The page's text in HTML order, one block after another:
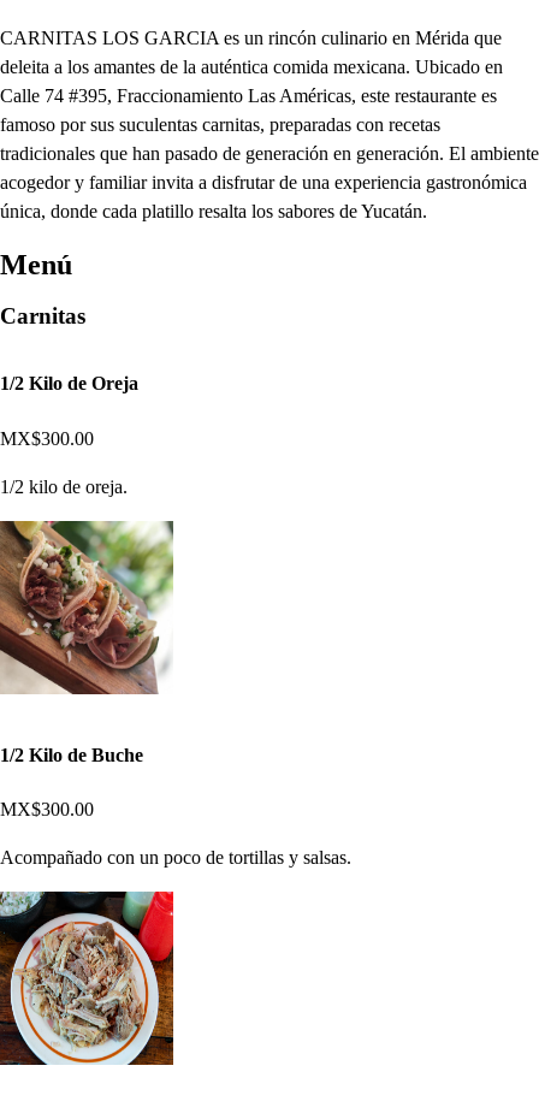
CARNITAS LOS GARCIA es un rincón culinario en Mérida que
deleita a los amantes de la auténtica comida mexicana. Ubicado en
Calle 74 #395, Fraccionamiento Las Américas, este restaurante es
famoso por sus suculentas carnitas, preparadas con recetas
tradicionales que han pasado de generación en generación. El ambiente
acogedor y familiar invita a disfrutar de una experiencia gastronómica
única, donde cada platillo resalta los sabores de Yucatán.
Menú
Carnitas
1/2 Kilo de Oreja
MX$300.00
1/2 kilo de oreja.
1/2 Kilo de Buche
MX$300.00
Acompañado con un poco de tortillas y salsas.